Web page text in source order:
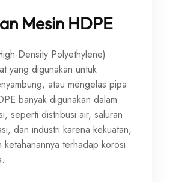
Mesin HDPE
Density Polyethylene)
yang digunakan untuk
atau mengelas pipa
banyak digunakan dalam
seperti distribusi air, saluran
dan industri karena kekuatan,
ketahanannya terhadap korosi